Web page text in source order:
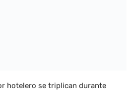
hotelero se triplican durante